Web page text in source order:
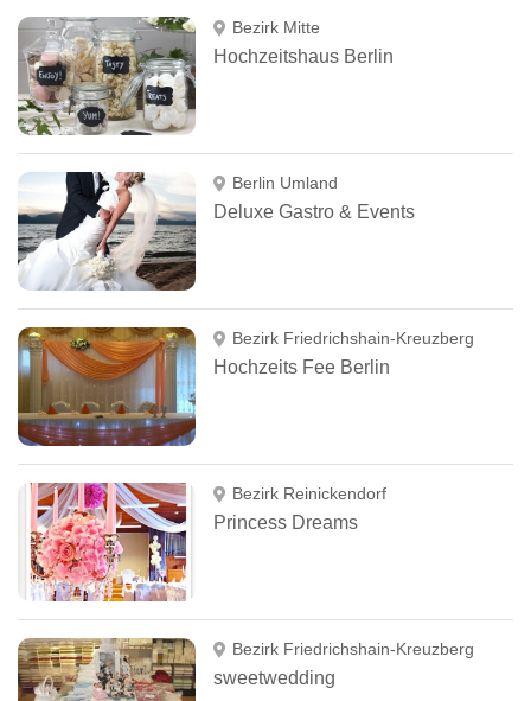
Bezirk Mitte
Hochzeitshaus Berlin
Berlin Umland
Deluxe Gastro & Events
Bezirk Friedrichshain-Kreuzberg
Hochzeits Fee Berlin
Bezirk Reinickendorf
Princess Dreams
Bezirk Friedrichshain-Kreuzberg
sweetwedding